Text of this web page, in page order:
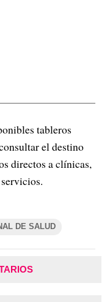
tableros
el destino
directos a clínicas,
DE SALUD